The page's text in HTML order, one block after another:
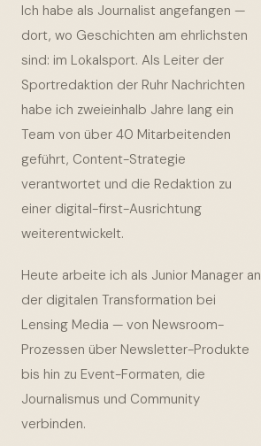
Ich habe als Journalist angefangen —
dort, wo Geschichten am ehrlichsten
sind: im Lokalsport. Als Leiter der
Sportredaktion der Ruhr Nachrichten
habe ich zweieinhalb Jahre lang ein
Team von über 40 Mitarbeitenden
geführt, Content-Strategie
verantwortet und die Redaktion zu
einer digital-first-Ausrichtung
weiterentwickelt.
Heute arbeite ich als Junior Manager an
der digitalen Transformation bei
Lensing Media — von Newsroom-
Prozessen über Newsletter-Produkte
bis hin zu Event-Formaten, die
Journalismus und Community
verbinden.